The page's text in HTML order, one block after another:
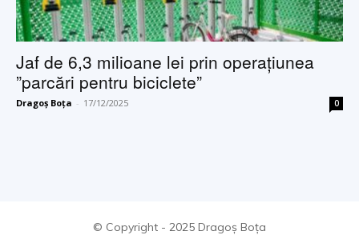
Jaf de 6,3 milioane lei prin operațiunea
”parcări pentru biciclete”
Dragoș Boța - 17/12/2025 0
© Copyright - 2025 Dragoș Boța